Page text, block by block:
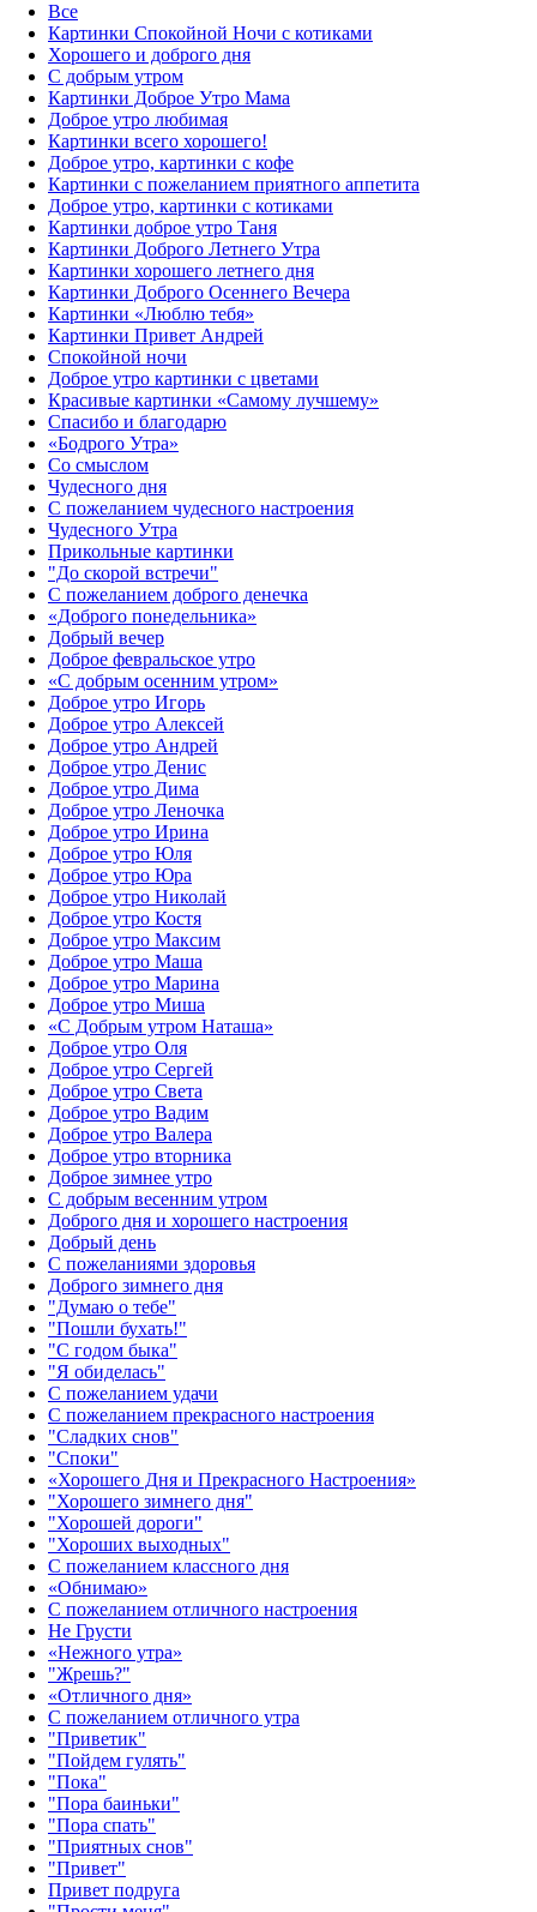
Все
Картинки Спокойной Ночи с котиками
Хорошего и доброго дня
С добрым утром
Картинки Доброе Утро Мама
Доброе утро любимая
Картинки всего хорошего!
Доброе утро, картинки с кофе
Картинки с пожеланием приятного аппетита
Доброе утро, картинки с котиками
Картинки доброе утро Таня
Картинки Доброго Летнего Утра
Картинки хорошего летнего дня
Картинки Доброго Осеннего Вечера
Картинки «Люблю тебя»
Картинки Привет Андрей
Спокойной ночи
Доброе утро картинки с цветами
Красивые картинки «Самому лучшему»
Спасибо и благодарю
«‎Бодрого Утра»‎
Со смыслом
Чудесного дня
С пожеланием чудесного настроения
Чудесного Утра
Прикольные картинки
"До скорой встречи"
С пожеланием доброго денечка
«Доброго понедельника»‎
Добрый вечер
Доброе февральское утро
«С добрым осенним утром»‎
Доброе утро Игорь
Доброе утро Алексей
Доброе утро Андрей
Доброе утро Денис
Доброе утро Дима
Доброе утро Леночка
Доброе утро Ирина
Доброе утро Юля
Доброе утро Юра
Доброе утро Николай
Доброе утро Костя
Доброе утро Максим
Доброе утро Маша
Доброе утро Марина
Доброе утро Миша
«С Добрым утром Наташа»
Доброе утро Оля
Доброе утро Сергей
Доброе утро Света
Доброе утро Вадим
Доброе утро Валера
Доброе утро вторника
Доброе зимнее утро
С добрым весенним утром
Доброго дня и хорошего настроения
Добрый день
С пожеланиями здоровья
Доброго зимнего дня
"Думаю о тебе"
"Пошли бухать!"
"С годом быка"
"Я обиделась"
С пожеланием удачи
С пожеланием прекрасного настроения
"Сладких снов"
"Споки"
«Хорошего Дня и Прекрасного Настроения»
"Хорошего зимнего дня"
"Хорошей дороги"
"Хороших выходных"
С пожеланием классного дня
«Обнимаю»
С пожеланием отличного настроения
Не Грусти
«Нежного утра»‎
"Жрешь?"
«Отличного дня»‎
С пожеланием отличного утра
"Приветик"
"Пойдем гулять"
"Пока"
"Пора баиньки"
"Пора спать"
"Приятных снов"
"Привет"
Привет подруга